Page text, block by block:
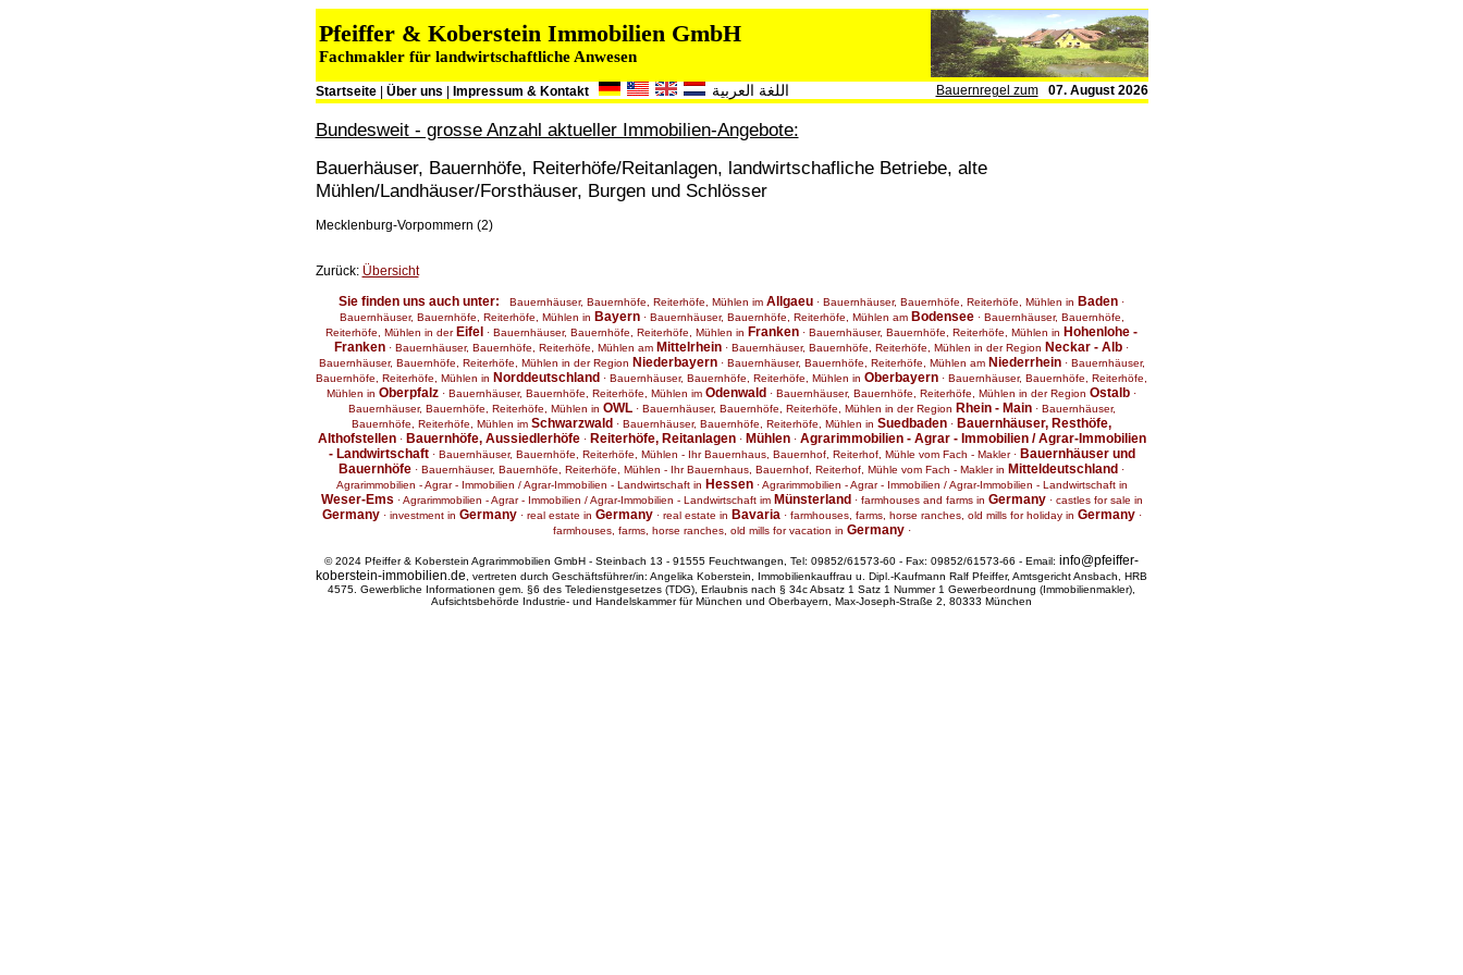
Pfeiffer & Koberstein Immobilien GmbH
Fachmakler für landwirtschaftliche Anwesen
Startseite| Über uns Impressum & Kontakt اللغة العربية Bauernregel zum 07. August 2026
Bundesweit - grosse Anzahl aktueller Immobilien-Angebote:
Bauerhäuser, Bauernhöfe, Reiterhöfe/Reitanlagen, landwirtschafliche Betriebe, alte
Mühlen/Landhäuser/Forsthäuser, Burgen und Schlösser
Mecklenburg-Vorpommern (2)
Zurück: Übersicht
Sie finden uns auch unter:
Bauernhäuser, Bauernhöfe, Reiterhöfe, Mühlen im Allgaeu · Bauernhäuser, Bauernhöfe, Reiterhöfe, Mühlen in Baden ·
Bauernhäuser, Bauernhöfe, Reiterhöfe, Mühlen in Bayern· Bauernhäuser, Bauernhöfe, Reiterhöfe, Mühlen am Bodensee· Bauernhäuser, Bauernhöfe,
Reiterhöfe, Mühlen in der Eifel · Bauernhäuser, Bauernhöfe, Reiterhöfe, Mühlen in Franken · Bauernhäuser, Bauernhöfe, Reiterhöfe, Mühlen in Hohenlohe -
Franken · Bauernhäuser, Bauernhöfe, Reiterhöfe, Mühlen am Mittelrhein · Bauernhäuser, Bauernhöfe, Reiterhöfe, Mühlen in der Region Neckar - Alb ·
Bauernhäuser, Bauernhöfe, Reiterhöfe, Mühlen in der Region Niederbayern· Bauernhäuser, Bauernhöfe, Reiterhöfe, Mühlen am Niederrhein· Bauernhäuser,
Bauernhöfe, Reiterhöfe, Mühlen in Norddeutschland · Bauernhäuser, Bauernhöfe, Reiterhöfe, Mühlen in Oberbayern · Bauernhäuser, Bauernhöfe, Reiterhöfe,
Mühlen in Oberpfalz · Bauernhäuser, Bauernhöfe, Reiterhöfe, Mühlen im Odenwald · Bauernhäuser, Bauernhöfe, Reiterhöfe, Mühlen in der Region Ostalb ·
Bauernhäuser, Bauernhöfe, Reiterhöfe, Mühlen in OWL· Bauernhäuser, Bauernhöfe, Reiterhöfe, Mühlen in der Region Rhein - Main· Bauernhäuser,
Bauernhöfe, Reiterhöfe, Mühlen im Schwarzwald · Bauernhäuser, Bauernhöfe, Reiterhöfe, Mühlen in Suedbaden · Bauernhäuser, Resthöfe,
Althofstellen· Bauernhöfe, Aussiedlerhöfe· Reiterhöfe, Reitanlagen· Mühlen· Agrarimmobilien - Agrar - Immobilien / Agrar-Immobilien
- Landwirtschaft· Bauernhäuser, Bauernhöfe, Reiterhöfe, Mühlen - Ihr Bauernhaus, Bauernhof, Reiterhof, Mühle vom Fach - Makler· Bauernhäuser und
Bauernhöfe · Bauernhäuser, Bauernhöfe, Reiterhöfe, Mühlen - Ihr Bauernhaus, Bauernhof, Reiterhof, Mühle vom Fach - Makler in Mitteldeutschland ·
Agrarimmobilien - Agrar - Immobilien / Agrar-Immobilien - Landwirtschaft in Hessen·Agrarimmobilien - Agrar - Immobilien / Agrar-Immobilien - Landwirtschaft in
Weser-Ems ·Agrarimmobilien - Agrar - Immobilien / Agrar-Immobilien - Landwirtschaft im Münsterland · farmhouses and farms in Germany· castles for sale in
Germany· investment in Germany· real estate in Germany· real estate in Bavaria · farmhouses, farms, horse ranches, old mills for holiday in Germany·
farmhouses, farms, horse ranches, old mills for vacation in Germany·
© 2024 Pfeiffer & Koberstein Agrarimmobilien GmbH - Steinbach 13 - 91555 Feuchtwangen, Tel: 09852/61573-60 - Fax: 09852/61573-66 - Email: info@pfeiffer-
koberstein-immobilien.de , vertreten durch Geschäftsführer/in: Angelika Koberstein, Immobilienkauffrau u. Dipl.-Kaufmann Ralf Pfeiffer, Amtsgericht Ansbach, HRB
4575. Gewerbliche Informationen gem. §6 des Teledienstgesetzes (TDG), Erlaubnis nach § 34c Absatz 1 Satz 1 Nummer 1 Gewerbeordnung (Immobilienmakler),
Aufsichtsbehörde Industrie- und Handelskammer für München und Oberbayern, Max-Joseph-Straße 2, 80333 München